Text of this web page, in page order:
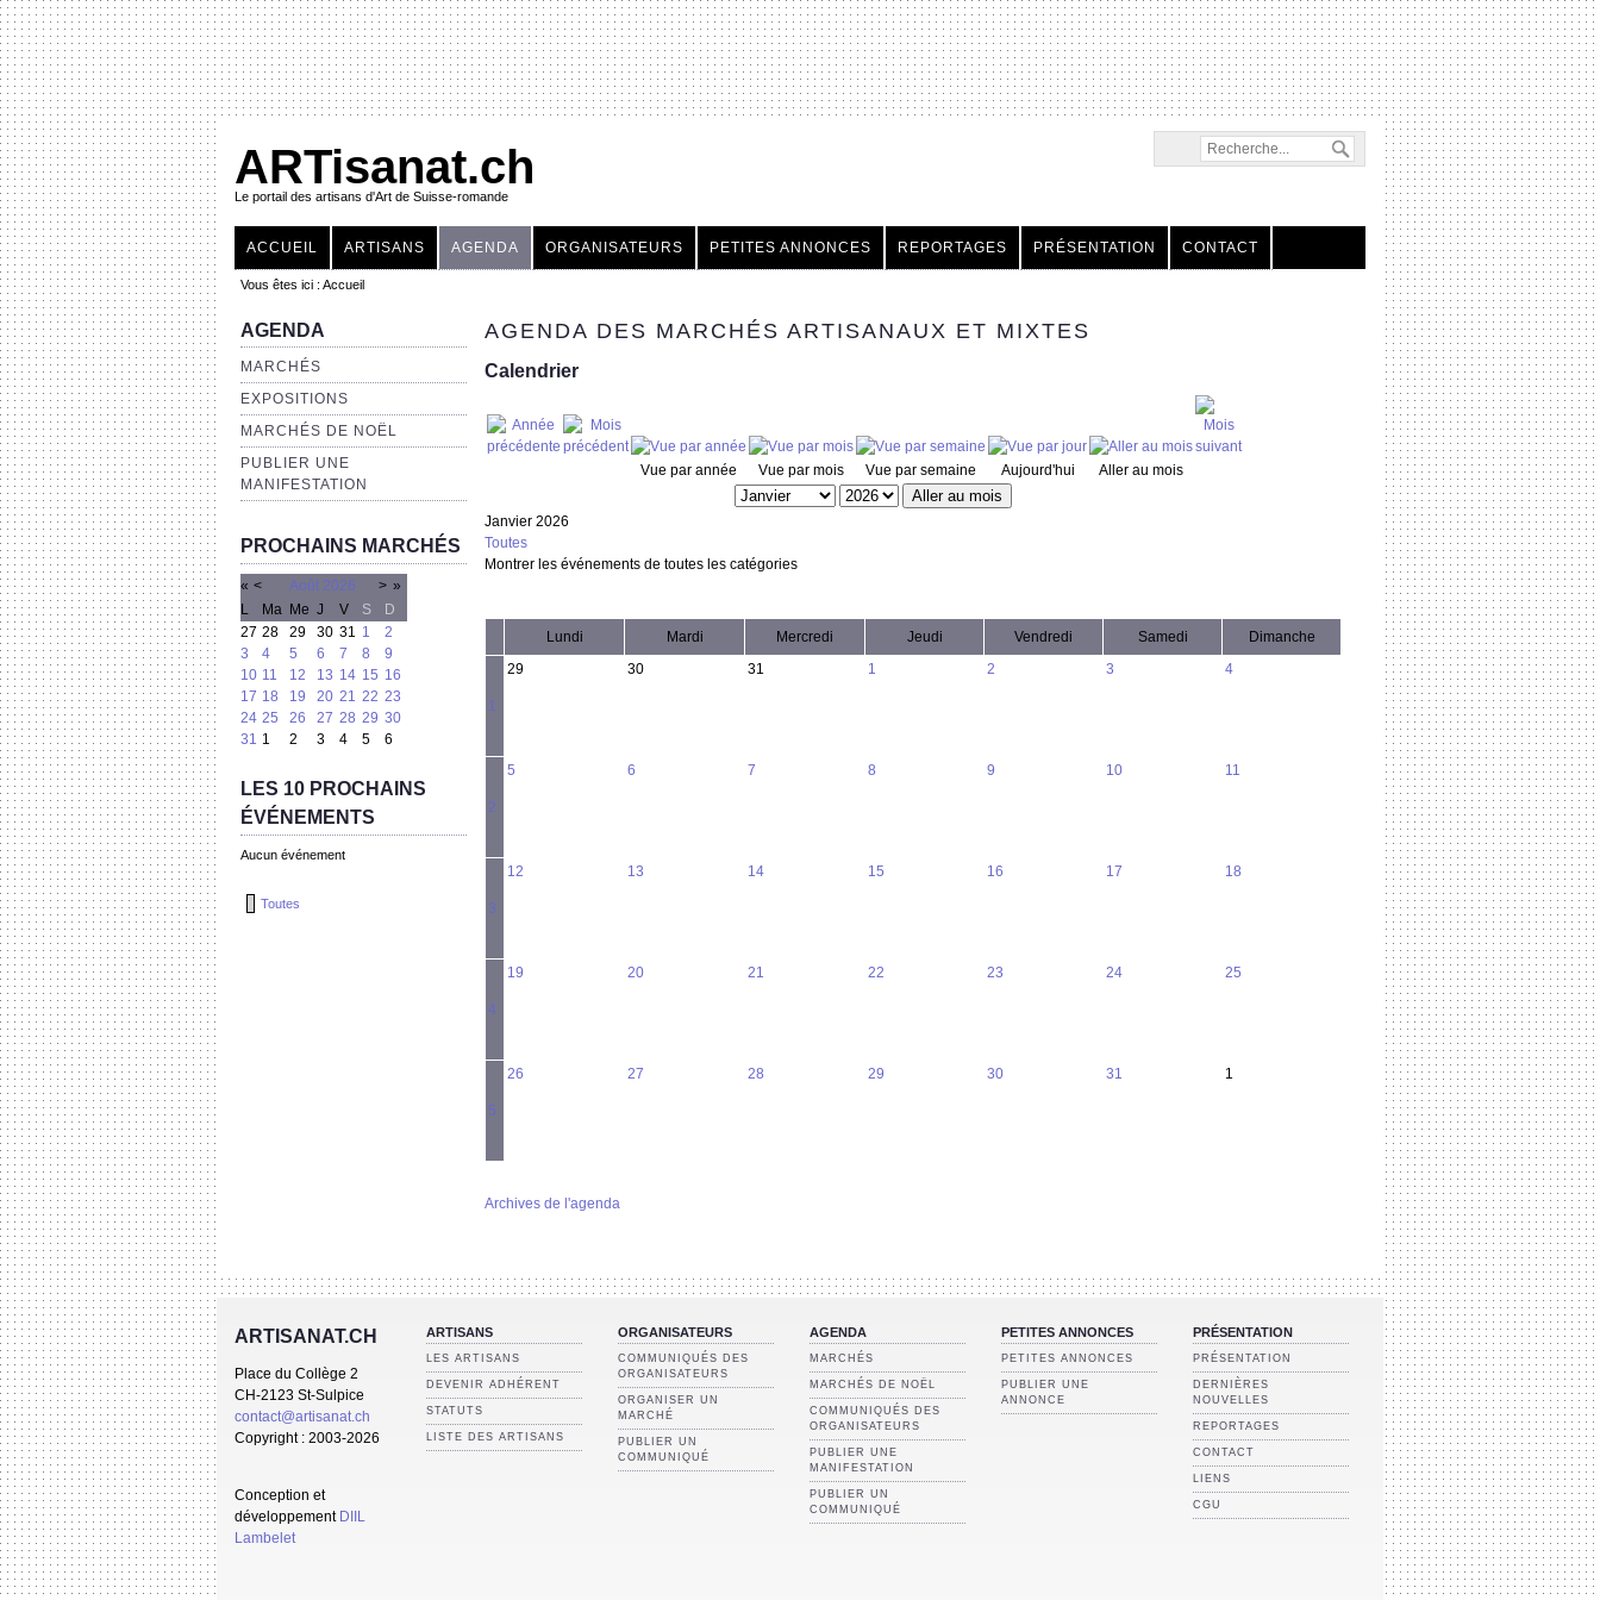
ARTisanat.ch
Le portail des artisans d'Art de Suisse-romande
ACCUEIL ARTISANS AGENDA ORGANISATEURS PETITES ANNONCES REPORTAGES PRÉSENTATION CONTACT
Vous êtes ici : Accueil
AGENDA
MARCHÉS
EXPOSITIONS
MARCHÉS DE NOËL
PUBLIER UNE
MANIFESTATION
PROCHAINS MARCHÉS
« < Août 2026 > »
L
Ma Me J V S
D
27 28 29 30 31 1
2
3
4 5 6 7 8
9
10 11 12 13 14 15 16
17 18 19 20 21 22 23
24 25 26 27 28 29 30
31 1 2 3 4 5 6
LES 10 PROCHAINS
ÉVÉNEMENTS
Aucun événement
Toutes
AGENDA DES MARCHÉS ARTISANAUX ET MIXTES
Calendrier
Vue par année Vue par mois Vue par semaine Aujourd'hui Aller au mois
Aller au mois
Janvier 2026
Toutes
Montrer les événements de toutes les catégories
Lundi Mardi Mercredi Jeudi Vendredi Samedi Dimanche
1
29 30 31 1 2 3 4
2
5 6 7 8 9 10 11
3
12 13 14 15 16 17 18
4
19 20 21 22 23 24 25
5
26 27 28 29 30 31 1
Archives de l'agenda
ARTISANAT.CH
Place du Collège 2
CH-2123 St-Sulpice
contact@artisanat.ch
Copyright : 2003-2026
Conception et
développement DIIL
Lambelet
ARTISANS
LES ARTISANS
DEVENIR ADHÉRENT
STATUTS
LISTE DES ARTISANS
ORGANISATEURS
COMMUNIQUÉS DES
ORGANISATEURS
ORGANISER UN
MARCHÉ
PUBLIER UN
COMMUNIQUÉ
AGENDA
MARCHÉS
MARCHÉS DE NOËL
COMMUNIQUÉS DES
ORGANISATEURS
PUBLIER UNE
MANIFESTATION
PUBLIER UN
COMMUNIQUÉ
PETITES ANNONCES
PETITES ANNONCES
PUBLIER UNE
ANNONCE
PRÉSENTATION
PRÉSENTATION
DERNIÈRES
NOUVELLES
REPORTAGES
CONTACT
LIENS
CGU